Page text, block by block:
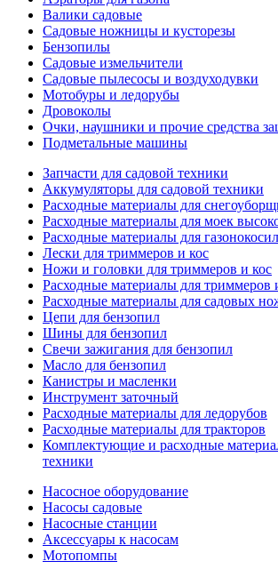
Валики садовые
Садовые ножницы и кусторезы
Бензопилы
Садовые измельчители
Садовые пылесосы и воздуходувки
Мотобуры и ледорубы
Дровоколы
Очки, наушники и прочие средства
Подметальные машины
Запчасти для садовой техники
Аккумуляторы для садовой техники
Расходные материалы для
Расходные материалы для моек
Расходные материалы для
Лески для триммеров и кос
Ножи и головки для триммеров и кос
Расходные материалы для триммеров
Расходные материалы для садовых
Цепи для бензопил
Шины для бензопил
Свечи зажигания для бензопил
Масло для бензопил
Канистры и масленки
Инструмент заточный
Расходные материалы для ледорубов
Расходные материалы для тракторов
Комплектующие и расходные
техники
Насосное оборудование
Насосы садовые
Насосные станции
Аксессуары к насосам
Мотопомпы